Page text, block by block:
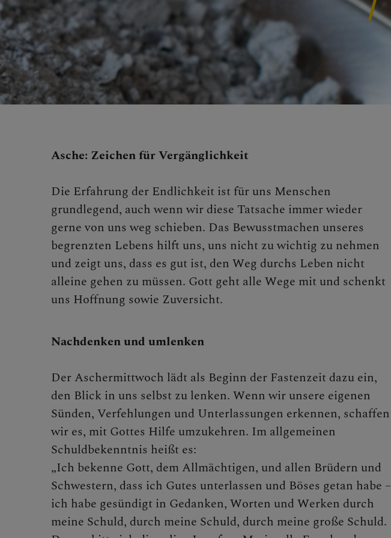
BEGEGNEN
Asche: Zeichen für Vergänglichkeit
Die Erfahrung der Endlichkeit ist für uns Menschen
grundlegend, auch wenn wir diese Tatsache immer wieder
gerne von uns weg schieben. Das Bewusstmachen unseres
begrenzten Lebens hilft uns, uns nicht zu wichtig zu nehmen
und zeigt uns, dass es gut ist, den Weg durchs Leben nicht
alleine gehen zu müssen. Gott geht alle Wege mit und schenkt
uns Hoffnung sowie Zuversicht.
Nachdenken und umlenken
Der Aschermittwoch lädt als Beginn der Fastenzeit dazu ein,
den Blick in uns selbst zu lenken. Wenn wir unsere eigenen
Sünden, Verfehlungen und Unterlassungen erkennen, schaffen
wir es, mit Gottes Hilfe umzukehren. Im allgemeinen
Schuldbekenntnis heißt es:
„Ich bekenne Gott, dem Allmächtigen, und allen Brüdern und
Schwestern, dass ich Gutes unterlassen und Böses getan habe –
ich habe gesündigt in Gedanken, Worten und Werken durch
meine Schuld, durch meine Schuld, durch meine große Schuld.